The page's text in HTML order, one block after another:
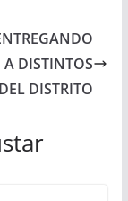
DISTINTOS
DISTRITO